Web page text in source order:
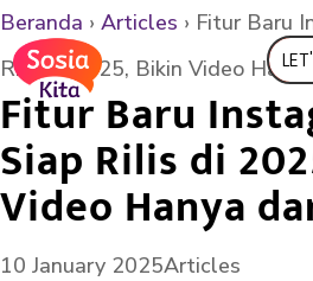
Beranda › Articles › Fitur Baru
Rilis di 2025, Bikin Video
Fitur Baru
Siap Rilis di
Video Hanya
10 January 2025Articles